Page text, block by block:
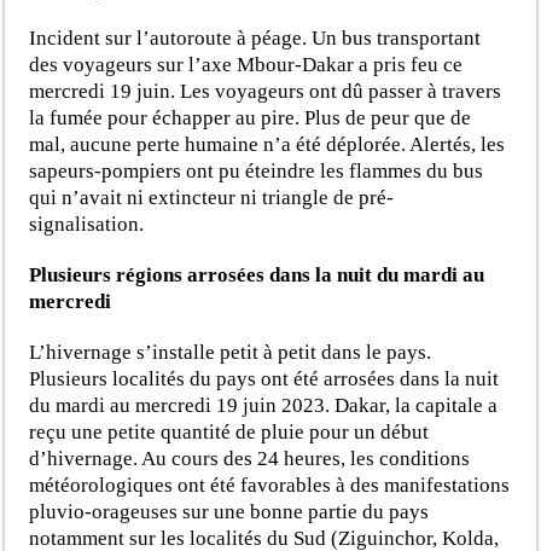
Incident sur l’autoroute à péage. Un bus transportant
des voyageurs sur l’axe Mbour-Dakar a pris feu ce
mercredi 19 juin. Les voyageurs ont dû passer à travers
la fumée pour échapper au pire. Plus de peur que de
mal, aucune perte humaine n’a été déplorée. Alertés, les
sapeurs-pompiers ont pu éteindre les flammes du bus
qui n’avait ni extincteur ni triangle de pré-
signalisation.
Plusieurs régions arrosées dans la nuit du mardi au
mercredi
L’hivernage s’installe petit à petit dans le pays.
Plusieurs localités du pays ont été arrosées dans la nuit
du mardi au mercredi 19 juin 2023. Dakar, la capitale a
reçu une petite quantité de pluie pour un début
d’hivernage. Au cours des 24 heures, les conditions
météorologiques ont été favorables à des manifestations
pluvio-orageuses sur une bonne partie du pays
notamment sur les localités du Sud (Ziguinchor, Kolda,